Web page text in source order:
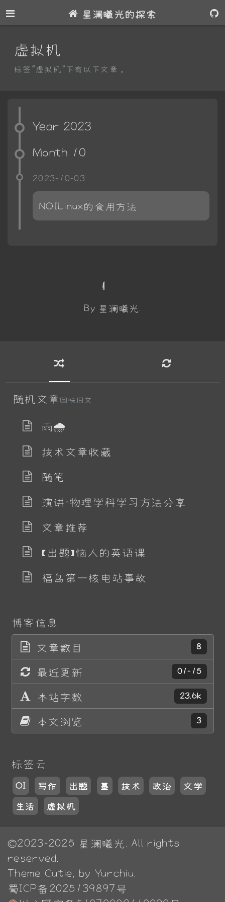
星澜曦光的探索
虚拟机
标签“虚拟机”下有以下文章。
Year 2023
Month 10
2023-10-03
NOILinux的食用方法
By 星澜曦光.
随机文章 回味旧文
雨🌧
技术文章收藏
随笔
演讲-物理学科学习方法分享
文章推荐
【出题】恼人的英语课
福岛第一核电站事故
博客信息
文章数目
8
最近更新 01-15
本站字数 23.6k
本文浏览 3
标签云
OI 写作 出题 墓 技术 政治
文学
生活
虚拟机
©2023-2025 星澜曦光 . All rights
reserved.
Theme Cutie, by Yurchiu.
蜀ICP备2025139897号